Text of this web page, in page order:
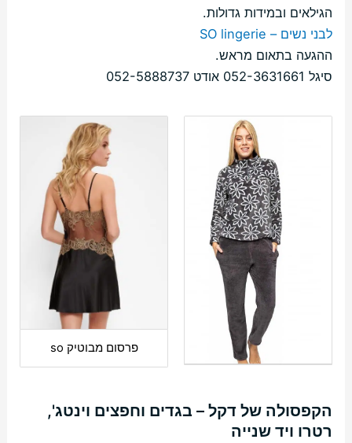
הגילאים ובמידות גדולות.
לבני נשים – SO lingerie
ההגעה בתאום מראש.
סיגל 052-3631661 אודט 052-5888737
פרסום מבוטיק so
הקפסולה של דקל – בגדים וחפצים וינטג',
רטרו ויד שנייה